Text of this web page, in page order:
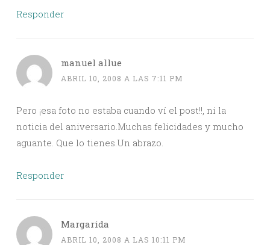
Responder
manuel allue
ABRIL 10, 2008 A LAS 7:11 PM
Pero ¡esa foto no estaba cuando ví el post!!, ni la
noticia del aniversario.Muchas felicidades y mucho
aguante. Que lo tienes.Un abrazo.
Responder
Margarida
ABRIL 10, 2008 A LAS 10:11 PM